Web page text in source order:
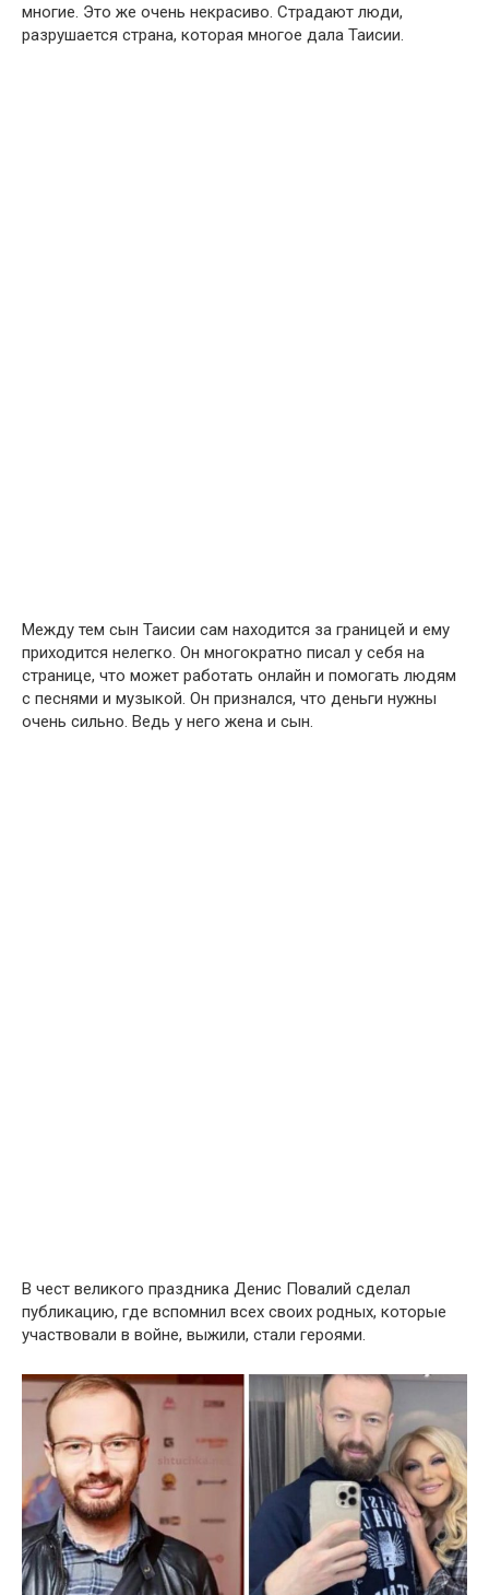
многие. Это же очень некрасиво. Страдают люди,
разрушается страна, которая многое дала Таисии.
Между тем сын Таисии сам находится за границей и ему
приходится нелегко. Он многократно писал у себя на
странице, что может работать онлайн и помогать людям
с песнями и музыкой. Он признался, что деньги нужны
очень сильно. Ведь у него жена и сын.
В чест великого праздника Денис Повалий сделал
публикацию, где вспомнил всех своих родных, которые
участвовали в войне, выжили, стали героями.